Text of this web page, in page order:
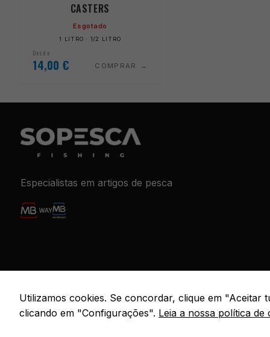
CASTERS
Esgotado
1 LITRO · 1/2 LITRO
Desde
14,00 € COMPRAR
Especialistas em artigos de pesca
© 2026
Utilizamos cookies. Se concordar, clique em "Aceitar
clicando em "Configurações". Leia a nossa política de